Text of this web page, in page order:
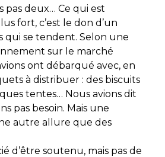
pas deux… Ce qui est
fort, c’est le don d’un
qui se tendent. Selon une
sur le marché
ont débarqué avec, en
à distribuer : des biscuits
tentes… Nous avions dit
pas besoin. Mais une
autre allure que des
d’être soutenu, mais pas de